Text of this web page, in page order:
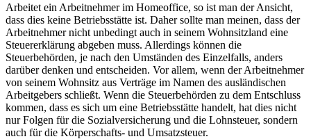
Arbeitet ein Arbeitnehmer im Homeoffice, so ist man der Ansicht,
dass dies keine Betriebsstätte ist. Daher sollte man meinen, dass der
Arbeitnehmer nicht unbedingt auch in seinem Wohnsitzland eine
Steuererklärung abgeben muss. Allerdings können die
Steuerbehörden, je nach den Umständen des Einzelfalls, anders
darüber denken und entscheiden. Vor allem, wenn der Arbeitnehmer
von seinem Wohnsitz aus Verträge im Namen des ausländischen
Arbeitgebers schließt. Wenn die Steuerbehörden zu dem Entschluss
kommen, dass es sich um eine Betriebsstätte handelt, hat dies nicht
nur Folgen für die Sozialversicherung und die Lohnsteuer, sondern
auch für die Körperschafts- und Umsatzsteuer.